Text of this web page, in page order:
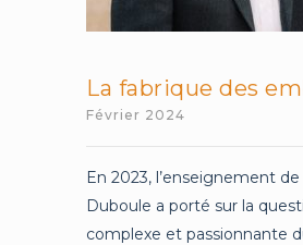
La fabrique des
Février 2024
En 2023, l’enseignement
Duboule a porté sur la
complexe et passionnante